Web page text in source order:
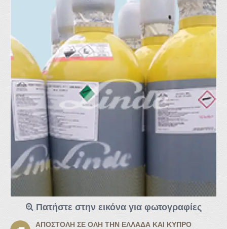
Πατήστε στην εικόνα για φωτογραφίες
ΑΠΟΣΤΟΛΉ ΣΕ ΌΛΗ ΤΗΝ ΕΛΛΆΔΑ ΚΑΙ ΚΎΠΡΟ